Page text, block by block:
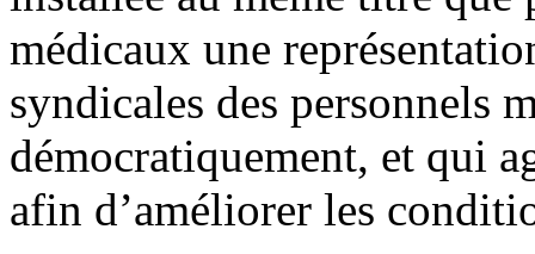
médicaux une
syndicales des personnels
démocratiquement, et qui
afin d’améliorer les